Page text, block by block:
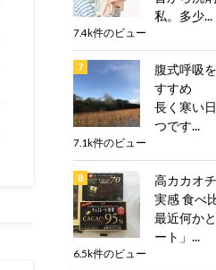
私。多少...
7.4k件のビュー
腹式呼吸
すすめ
長く寒い
つです...
7.1k件のビュー
高カカオ
実感 食べ
最近何か
ート」...
6.5k件のビュー